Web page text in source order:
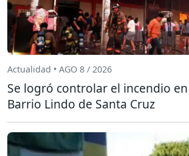
Actualidad • AGO 8 / 2026
Se logró controlar el incendio
Barrio Lindo de Santa Cruz